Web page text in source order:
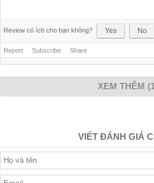
Review có ích cho bạn không? Yes No
Report Subscribe Share
XEM THÊM
VIẾT ĐÁNH GIÁ